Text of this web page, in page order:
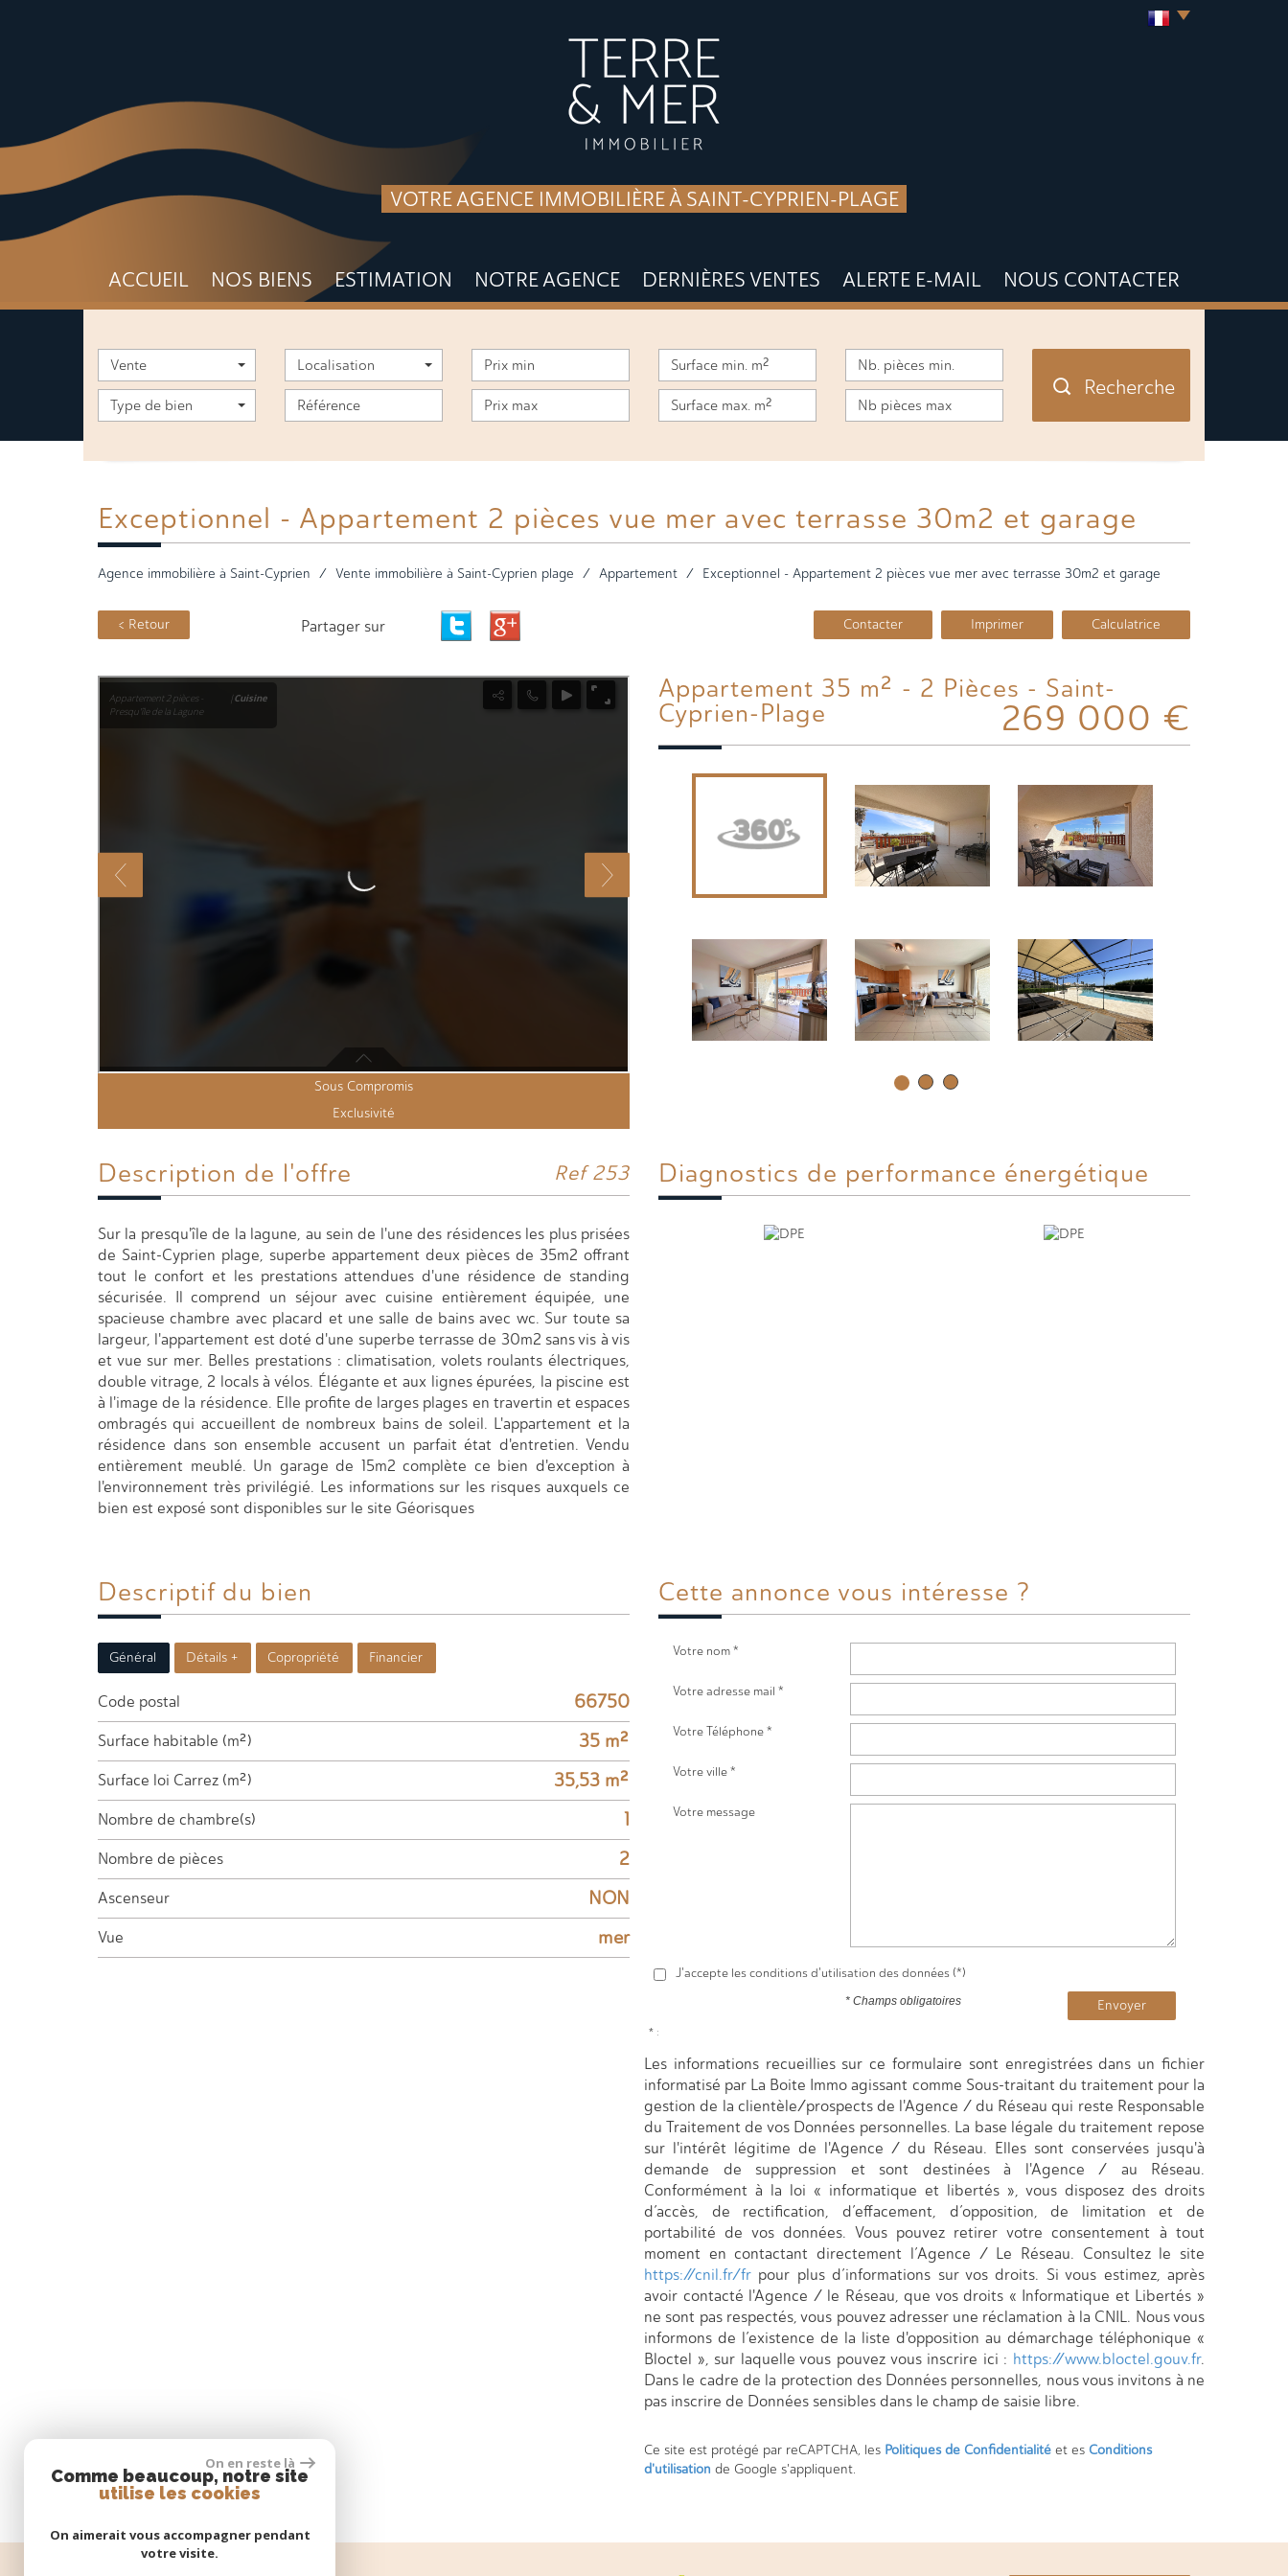
VOTRE AGENCE IMMOBILIÈRE À SAINT-CYPRIEN-PLAGE
ACCUEIL NOS BIENS ESTIMATION NOTRE AGENCE DERNIÈRES VENTES ALERTE E-MAIL NOUS CONTACTER
Vente
Type de bien
Localisation
Recherche
Exceptionnel - Appartement 2 pièces vue mer avec terrasse 30m2 et garage
Agence immobilière à Saint-Cyprien Vente immobilière à Saint-Cyprien plage Appartement Exceptionnel - Appartement 2 pièces vue mer avec terrasse 30m2 et garage
< Retour Partager sur Contacter Imprimer Calculatrice
Sous Compromis
Exclusivité
Appartement 35 m² - 2 Pièces - Saint-
Cyprien-Plage
269 000 €
Description de l'offre Ref 253
Sur la presqu'île de la lagune, au sein de l'une des résidences les plus prisées
de Saint-Cyprien plage, superbe appartement deux pièces de 35m2 offrant
tout le confort et les prestations attendues d'une résidence de standing
sécurisée. Il comprend un séjour avec cuisine entièrement équipée, une
spacieuse chambre avec placard et une salle de bains avec wc. Sur toute sa
largeur, l'appartement est doté d'une superbe terrasse de 30m2 sans vis à vis
et vue sur mer. Belles prestations : climatisation, volets roulants électriques,
double vitrage, 2 locals à vélos. Élégante et aux lignes épurées, la piscine est
à l'image de la résidence. Elle profite de larges plages en travertin et espaces
ombragés qui accueillent de nombreux bains de soleil. L'appartement et la
résidence dans son ensemble accusent un parfait état d'entretien. Vendu
entièrement meublé. Un garage de 15m2 complète ce bien d'exception à
l'environnement très privilégié. Les informations sur les risques auxquels ce
bien est exposé sont disponibles sur le site Géorisques
Diagnostics de performance énergétique
Descriptif du bien
Général Détails + Copropriété Financier
Code postal 66750
Surface habitable (m²) 35 m²
Surface loi Carrez (m²) 35,53 m²
Nombre de chambre(s) 1
Nombre de pièces 2
Ascenseur NON
Vue mer
Cette annonce vous intéresse ?
Votre nom *
Votre adresse mail *
Votre Téléphone *
Votre ville *
Votre message
J'accepte les conditions d'utilisation des données (*)
Envoyer
* Champs obligatoires
* :
Les informations recueillies sur ce formulaire sont enregistrées dans un fichier
informatisé par La Boite Immo agissant comme Sous-traitant du traitement pour la
gestion de la clientèle/prospects de l'Agence / du Réseau qui reste Responsable
du Traitement de vos Données personnelles. La base légale du traitement repose
sur l'intérêt légitime de l'Agence / du Réseau. Elles sont conservées jusqu'à
demande de suppression et sont destinées à l'Agence / au Réseau.
Conformément à la loi « informatique et libertés », vous disposez des droits
d’accès, de rectification, d’effacement, d’opposition, de limitation et de
portabilité de vos données. Vous pouvez retirer votre consentement à tout
moment en contactant directement l’Agence / Le Réseau. Consultez le site
https://cnil.fr/fr pour plus d’informations sur vos droits. Si vous estimez, après
avoir contacté l'Agence / le Réseau, que vos droits « Informatique et Libertés »
ne sont pas respectés, vous pouvez adresser une réclamation à la CNIL. Nous vous
informons de l’existence de la liste d'opposition au démarchage téléphonique «
Bloctel », sur laquelle vous pouvez vous inscrire ici : https://www.bloctel.gouv.fr.
Dans le cadre de la protection des Données personnelles, nous vous invitons à ne
pas inscrire de Données sensibles dans le champ de saisie libre.
Ce site est protégé par reCAPTCHA, les Politiques de Confidentialité et es Conditions
d'utilisation de Google s'appliquent.
On en reste là
Comme beaucoup, notre site
utilise les cookies
On aimerait vous accompagner pendant
votre visite.